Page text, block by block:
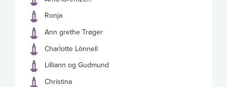
Ronja
Ann grethe Trøger
Charlotte Lönnell
Lilliann og Gudmund
Christina